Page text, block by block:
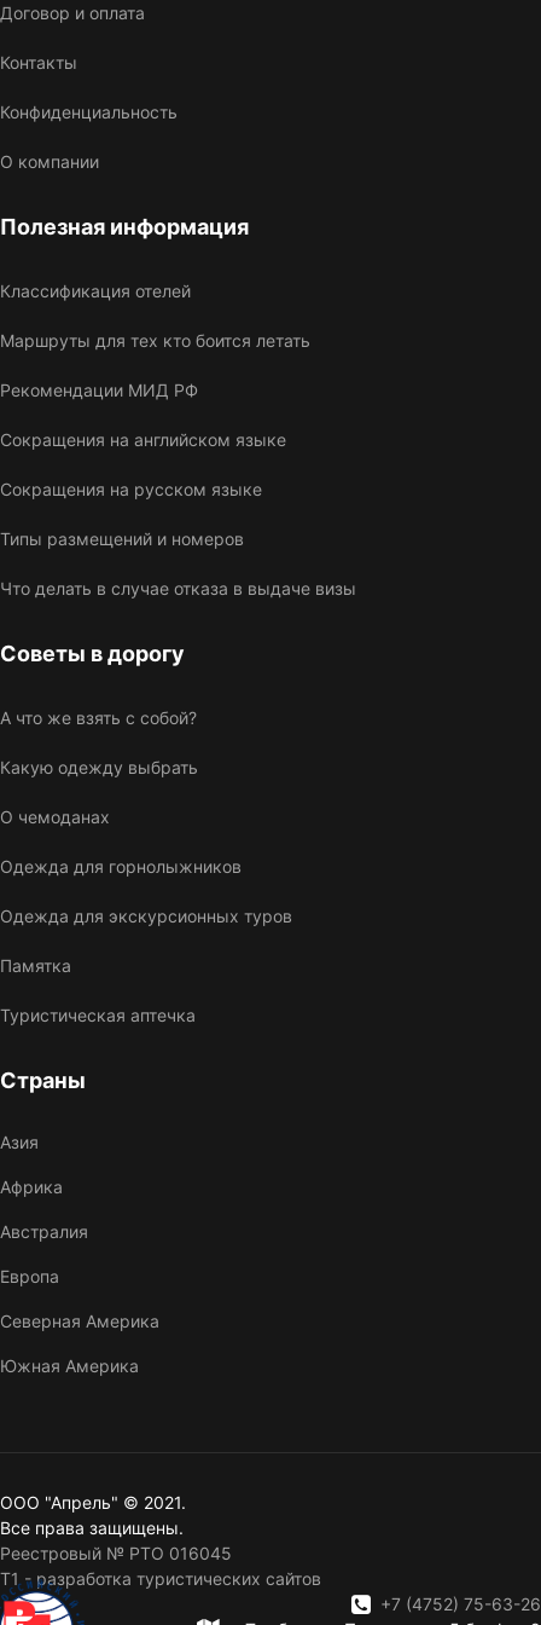
Договор и оплата
Контакты
Конфиденциальность
О компании
Полезная информация
Классификация отелей
Маршруты для тех кто боится летать
Рекомендации МИД РФ
Сокращения на английском языке
Сокращения на русском языке
Типы размещений и номеров
Что делать в случае отказа в выдаче визы
Советы в дорогу
А что же взять с собой?
Какую одежду выбрать
О чемоданах
Одежда для горнолыжников
Одежда для экскурсионных туров
Памятка
Туристическая аптечка
Страны
Азия
Африка
Австралия
Европа
Северная Америка
Южная Америка
ООО "Апрель" © 2021.
Все права защищены.
Реестровый № РТО 016045
T1 - разработка туристических сайтов
+7 (4752) 75-63-26